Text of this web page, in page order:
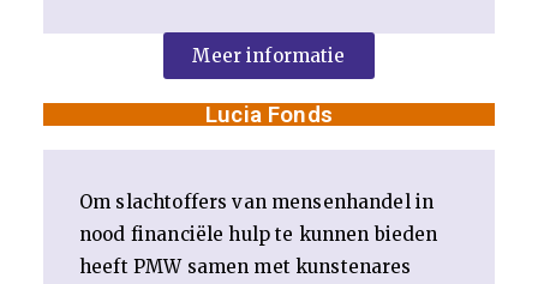
SS
M
)
Meer informatie
Lucia Fonds
Om slachtoffers van mensenhandel in
nood financiële hulp te kunnen bieden
heeft PMW samen met kunstenares